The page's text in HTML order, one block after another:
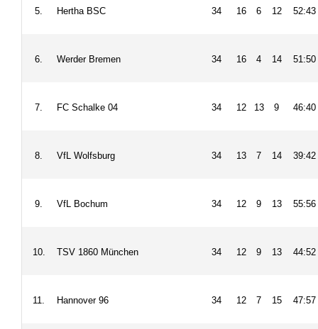
5. Hertha BSC 34 16 6 12 52:43
6. Werder Bremen 34 16 4 14 51:50
7. FC Schalke 04 34 12 13 9 46:40
8. VfL Wolfsburg 34 13 7 14 39:42
9. VfL Bochum 34 12 9 13 55:56
10. TSV 1860 München 34 12 9 13 44:52
11. Hannover 96 34 12 7 15 47:57